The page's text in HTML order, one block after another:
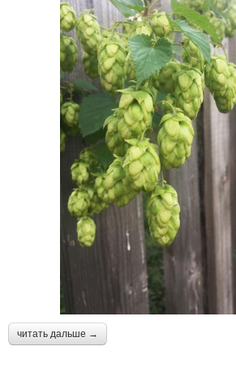
читать дальше →